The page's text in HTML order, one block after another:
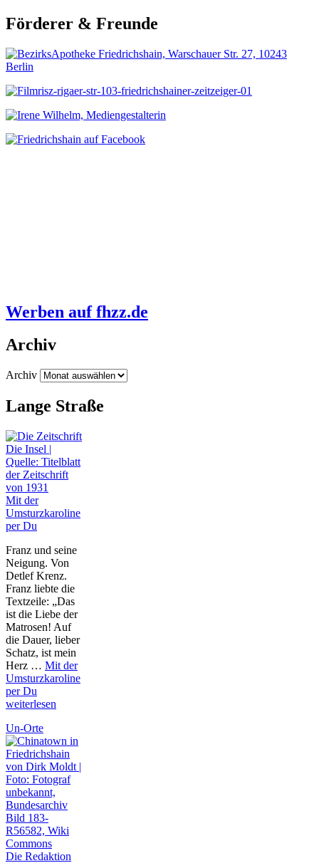
Förderer & Freunde
Werben auf fhzz.de
Archiv
Archiv
Lange Straße
Mit der
Umsturzkaroline
per Du
Franz und seine
Neigung. Von
Detlef Krenz.
Franz liebte die
Textzeile: „Das
ist die Liebe der
Matrosen! Auf
die Dauer, lieber
Schatz, ist mein
Herz … Mit der
Umsturzkaroline
per Du
weiterlesen
Un-Orte
Die Redaktion